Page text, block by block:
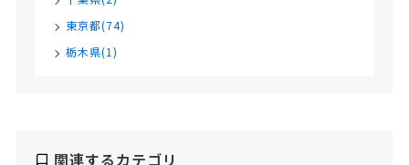
東京都(74)
栃木県(1)
関連するカテゴリ